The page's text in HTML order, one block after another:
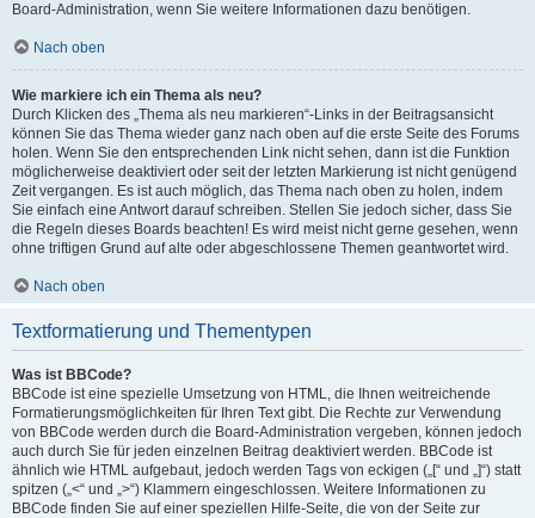
Board-Administration, wenn Sie weitere Informationen dazu benötigen.
Nach oben
Wie markiere ich ein Thema als neu?
Durch Klicken des „Thema als neu markieren“-Links in der Beitragsansicht
können Sie das Thema wieder ganz nach oben auf die erste Seite des Forums
holen. Wenn Sie den entsprechenden Link nicht sehen, dann ist die Funktion
möglicherweise deaktiviert oder seit der letzten Markierung ist nicht genügend
Zeit vergangen. Es ist auch möglich, das Thema nach oben zu holen, indem
Sie einfach eine Antwort darauf schreiben. Stellen Sie jedoch sicher, dass Sie
die Regeln dieses Boards beachten! Es wird meist nicht gerne gesehen, wenn
ohne triftigen Grund auf alte oder abgeschlossene Themen geantwortet wird.
Nach oben
Textformatierung und Thementypen
Was ist BBCode?
BBCode ist eine spezielle Umsetzung von HTML, die Ihnen weitreichende
Formatierungsmöglichkeiten für Ihren Text gibt. Die Rechte zur Verwendung
von BBCode werden durch die Board-Administration vergeben, können jedoch
auch durch Sie für jeden einzelnen Beitrag deaktiviert werden. BBCode ist
ähnlich wie HTML aufgebaut, jedoch werden Tags von eckigen („[“ und „]“) statt
spitzen („<“ und „>“) Klammern eingeschlossen. Weitere Informationen zu
BBCode finden Sie auf einer speziellen Hilfe-Seite, die von der Seite zur